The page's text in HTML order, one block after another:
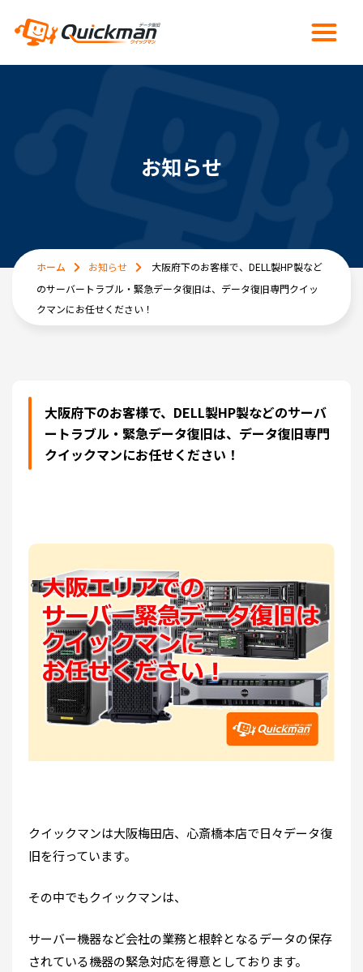
お知らせ
ホーム お知らせ
大阪府下のお客様で、DELL製HP製など
のサーバートラブル・緊急データ復旧は、データ復旧専門クイッ
クマンにお任せください！
大阪府下のお客様で、DELL製HP製などのサーバ
ートラブル・緊急データ復旧は、データ復旧専門
クイックマンにお任せください！
クイックマンは大阪梅田店、心斎橋本店で日々データ復
旧を行っています。
その中でもクイックマンは、
サーバー機器など会社の業務と根幹となるデータの保存
されている機器の緊急対応を得意としております。